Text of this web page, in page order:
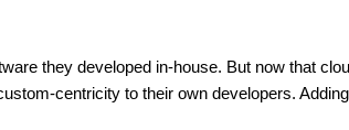
they developed in-house. But now that
centricity to their own developers. Adding